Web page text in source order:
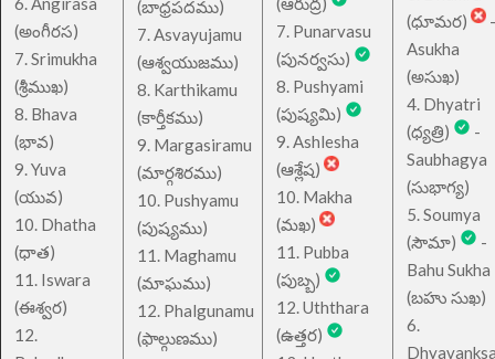
(అంగీరస)
7. Srimukha
(శ్రీముఖ)
8. Bhava
(భావ)
9. Yuva
(యువ)
10. Dhatha
(ధాత)
11. Iswara
(ఈశ్వర)
12.
(బాధ్రపదము)
7. Asvayujamu
(ఆశ్వయుజము)
8. Karthikamu
(కార్తీకము)
9. Margasiramu
(మార్గశిరము)
10. Pushyamu
(పుష్యము)
11. Maghamu
(మాఘము)
12. Phalgunamu
(ఫాల్గుణము)
7. Punarvasu
(పునర్వసు)
8. Pushyami
(పుష్యమి)
9. Ashlesha
(ఆశ్లేష)
10. Makha
(మఖ)
11. Pubba
(పుబ్బ)
12. Uththara
(ఉత్తర)
(ధూమర)
-
Asukha
(అసుఖ)
4. Dhyatri
(ధ్యత్రి)
-
Saubhagya
(సుభాగ్య)
5. Soumya
(సౌమా)
-
Bahu Sukha
(బహు సుఖ)
6.